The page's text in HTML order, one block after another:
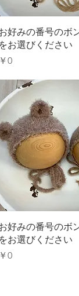
クイックビ
好みの番号のボ
をお選びください
価格
￥0
クイックビ
好みの番号のボ
をお選びください
価格
￥0